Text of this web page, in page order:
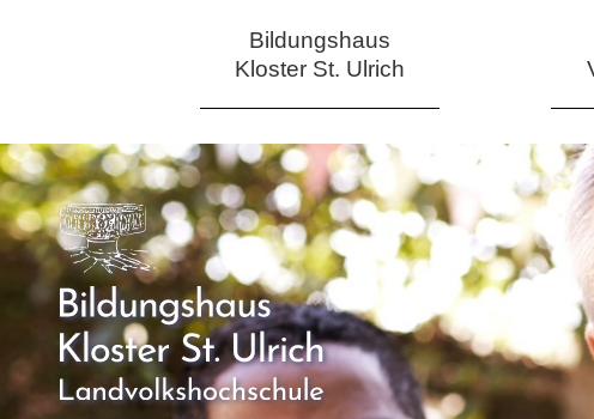
Bildungshaus
Kloster St. Ulrich